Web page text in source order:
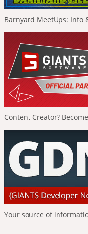
Barnyard MeetUps: Info
Content Creator?
Your source of